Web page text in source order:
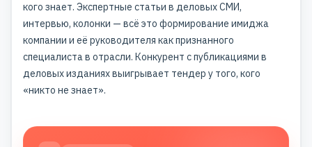
кого знает. Экспертные статьи в деловых СМИ,
интервью, колонки — всё это формирование имиджа
компании и её руководителя как признанного
специалиста в отрасли. Конкурент с публикациями в
деловых изданиях выигрывает тендер у того, кого
«никто не знает».